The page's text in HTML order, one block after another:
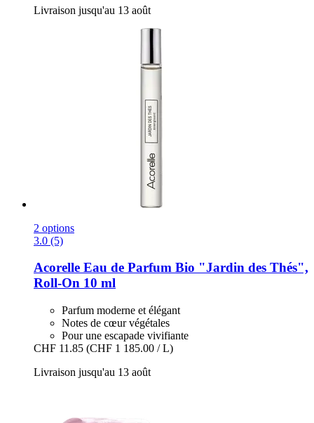
Livraison jusqu'au 13 août
2 options
3.0 (5)
Acorelle Eau de Parfum Bio "Jardin des Thés",
Roll-​On 10 ml
Parfum moderne et élégant
Notes de cœur végétales
Pour une escapade vivifiante
CHF 11.85 (CHF 1 185.00 / L)
Livraison jusqu'au 13 août